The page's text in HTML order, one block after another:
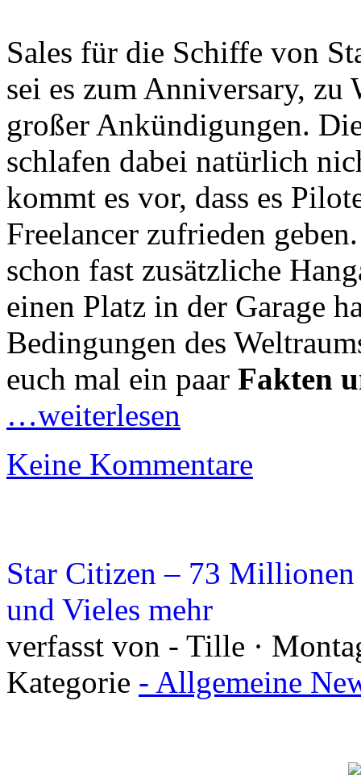
Sales für die Schiffe von
sei es zum Anniversary, zu
großer Ankündigungen.
schlafen dabei natürlich
kommt es vor, dass es
Freelancer zufrieden
schon fast zusätzliche
einen Platz in der Garage
Bedingungen des
euch mal ein paar Fakten
…weiterlesen
Keine Kommentare
Star Citizen – 73 Millionen
und Vieles mehr
verfasst von - Tille ·
Kategorie - Allgemeine